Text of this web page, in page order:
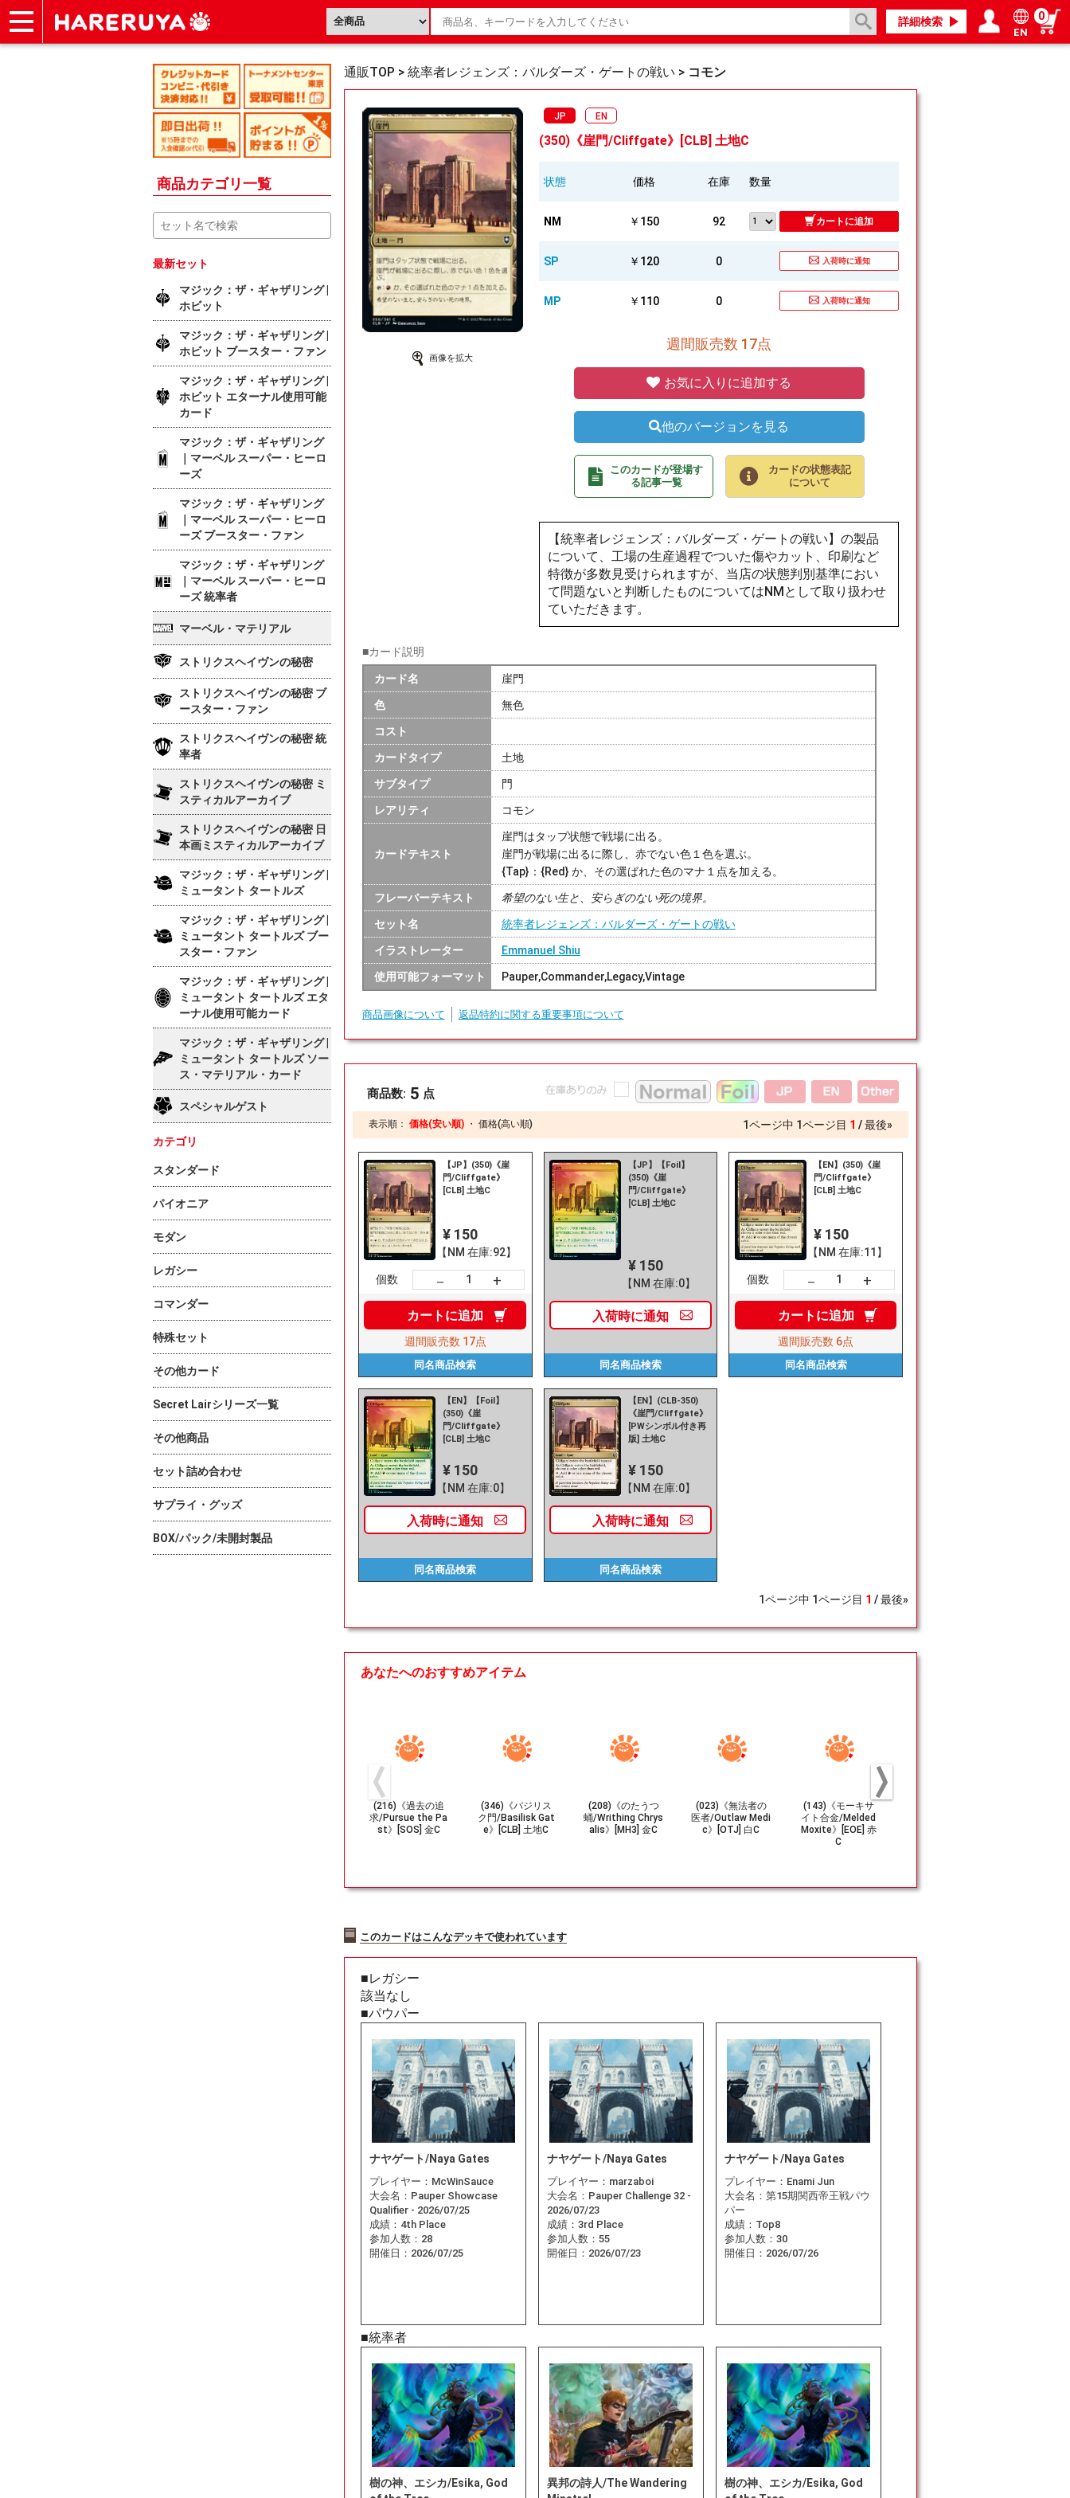
詳細検索
EN
0
商品カテゴリ一覧
通販TOP > 統率者レジェンズ：バルダーズ・ゲートの戦い > コモン
画像を拡大
JP EN
(350)《崖門/Cliffgate》[CLB] 土地C
状態 価格 在庫 数量
NM ￥150 92 カートに追加
SP ￥120 0 入荷時に通知
MP ￥110 0 入荷時に通知
週間販売数 17点
お気に入りに追加する
他のバージョンを見る
このカードが登場す
る記事一覧
カードの状態表記
について
【統率者レジェンズ：バルダーズ・ゲートの戦い】の製品
について、工場の生産過程でついた傷やカット、印刷など
特徴が多数見受けられますが、当店の状態判別基準におい
て問題ないと判断したものについてはNMとして取り扱わせ
ていただきます。
■カード説明
カード名 崖門
色 無色
コスト
カードタイプ 土地
サブタイプ 門
レアリティ コモン
カードテキスト
崖門はタップ状態で戦場に出る。
崖門が戦場に出るに際し、赤でない色１色を選ぶ。
{Tap}：{Red} か、その選ばれた色のマナ１点を加える。
フレーバーテキスト 希望のない生と、安らぎのない死の境界。
セット名 統率者レジェンズ：バルダーズ・ゲートの戦い
イラストレーター Emmanuel Shiu
使用可能フォーマット Pauper,Commander,Legacy,Vintage
商品画像について 返品特約に関する重要事項について
商品数: 5 点
表示順： 価格(安い順) ・ 価格(高い順) 1ページ中 1ページ目 1 最後»
【JP】(350)《崖
門/Cliffgate》
[CLB] 土地C
¥ 150
【NM 在庫:92】
個数 － +
カートに追加
週間販売数 17点
同名商品検索
【JP】【Foil】
(350)《崖
門/Cliffgate》
[CLB] 土地C
¥ 150
【NM 在庫:0】
入荷時に通知
同名商品検索
【EN】(350)《崖
門/Cliffgate》
[CLB] 土地C
¥ 150
【NM 在庫:11】
個数 － +
カートに追加
週間販売数 6点
同名商品検索
【EN】【Foil】
(350)《崖
門/Cliffgate》
[CLB] 土地C
¥ 150
【NM 在庫:0】
入荷時に通知
同名商品検索
【EN】(CLB-350)
《崖門/Cliffgate》
[PWシンボル付き再
版] 土地C
¥ 150
【NM 在庫:0】
入荷時に通知
同名商品検索
1ページ中 1ページ目 1 最後»
あなたへのおすすめアイテム
(216)《過去の追
求/Pursue the Pa
st》[SOS] 金C
(346)《バジリス
ク門/Basilisk Gat
e》[CLB] 土地C
(208)《のたうつ
蛹/Writhing Chrys
alis》[MH3] 金C
(023)《無法者の
医者/Outlaw Medi
c》[OTJ] 白C
(143)《モーキサ
イト合金/Melded
Moxite》[EOE] 赤
C
このカードはこんなデッキで使われています
■レガシー
該当なし
■パウパー
ナヤゲート/Naya Gates
プレイヤー： McWinSauce
大会名： Pauper Showcase
Qualifier - 2026/07/25
成績： 4th Place
参加人数： 28
開催日： 2026/07/25
ナヤゲート/Naya Gates
プレイヤー： marzaboi
大会名： Pauper Challenge 32 -
2026/07/23
成績： 3rd Place
参加人数： 55
開催日： 2026/07/23
ナヤゲート/Naya Gates
プレイヤー： Enami Jun
大会名： 第15期関西帝王戦パウ
パー
成績： Top8
参加人数： 30
開催日： 2026/07/26
■統率者
樹の神、エシカ/Esika, God
異邦の詩人/The Wandering
樹の神、エシカ/Esika, God